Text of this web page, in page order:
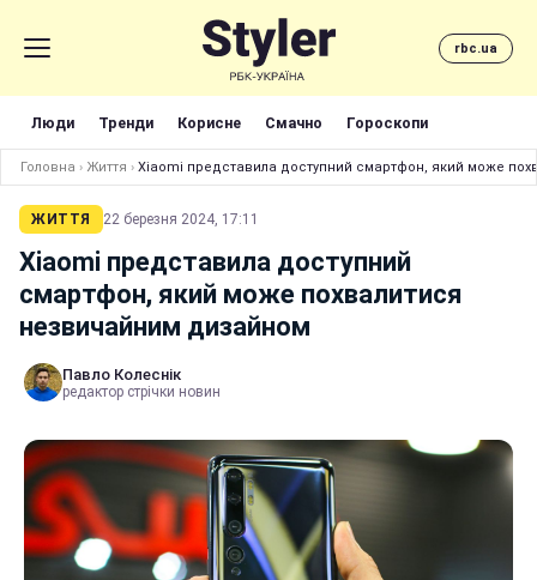
rbc.ua
Люди Тренди Корисне Смачно Гороскопи
Головна › Життя › Xiaomi представила доступний смартфон, який може
ЖИТТЯ 22 березня 2024, 17:11
Xiaomi представила доступний
смартфон, який може похвалитися
незвичайним дизайном
Павло Колеснік
редактор стрічки новин